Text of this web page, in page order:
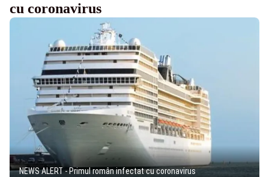
cu coronavirus
NEWS ALERT - Primul român infectat cu coronavirus